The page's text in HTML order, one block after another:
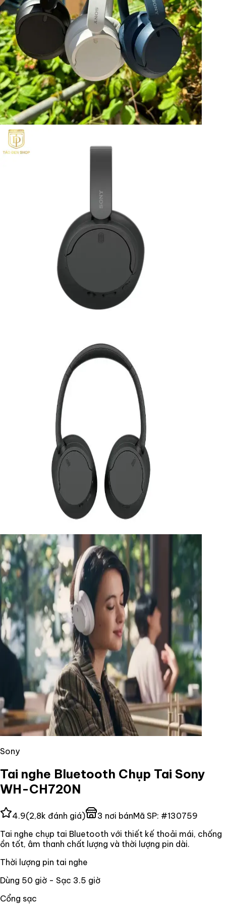
Sony
Tai nghe Bluetooth Chụp Tai Sony
WH-CH720N
4.9(2,8k đánh giá) 3 nơi bánMã SP: #130759
Tai nghe chụp tai Bluetooth với thiết kế thoải mái, chống
ồn tốt, âm thanh chất lượng và thời lượng pin dài.
Thời lượng pin tai nghe
Dùng 50 giờ - Sạc 3.5 giờ
Cổng sạc